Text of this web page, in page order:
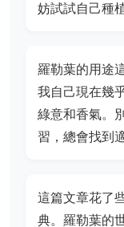
妨試試自己種
羅勒葉的用途
我自己現在幾
綠意和香氣。
習，總會找到
這篇文章花了
典。羅勒葉的